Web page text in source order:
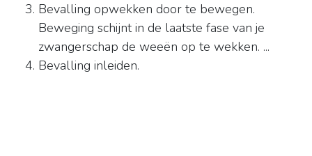
Bevalling opwekken door te bewegen.
Beweging schijnt in de laatste fase van je
zwangerschap de weeën op te wekken. ...
Bevalling inleiden.